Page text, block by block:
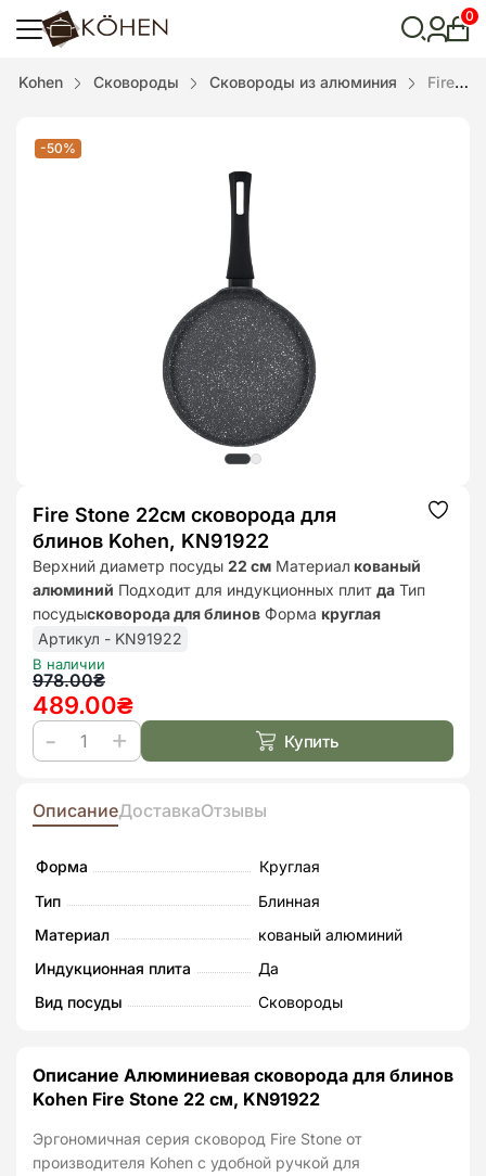
пошук
0
Kohen Сковороды Сковороды из алюминия Fire Stone 22см сковорода для блинов Kohen, KN91922
-50%
Fire Stone 22см сковорода для
блинов Kohen, KN91922
Верхний диаметр посуды 22 см Материал кованый
алюминий Подходит для индукционных плит да Тип
посудысковорода для блинов Форма круглая
Артикул - KN91922
В наличии
978.00₴
Первоначальная
цена
составляла
978.00₴.
489.00₴
Текущая
цена:
489.00₴.
Количество
Fire
22см
блинов
Kohen,
KN91922
Купить
ОписаниеДоставкаОтзывы
Форма
Круглая
Тип
Блинная
Материал
кованый алюминий
Индукционная плита
Да
Вид посуды
Сковороды
Описание Алюминиевая сковорода для блинов
Kohen Fire Stone 22 см, KN91922
Эргономичная серия сковород Fire Stone от
производителя Kohen с удобной ручкой для